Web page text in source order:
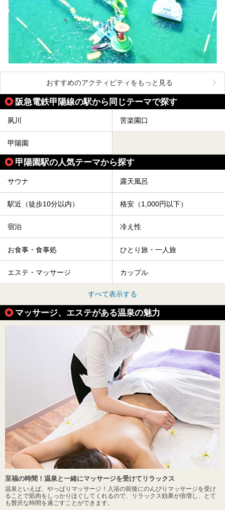
おすすめのアクティビティをもっと見る
阪急電鉄甲陽線の駅から同じテーマで探す
夙川 苦楽園口
甲陽園
甲陽園駅の人気テーマから探す
サウナ 露天風呂
駅近（徒歩10分以内） 格安（1,000円以下）
宿泊 冷え性
お食事・食事処 ひとり旅・一人旅
エステ・マッサージ カップル
すべて表示する
マッサージ、エステがある温泉の魅力
至福の時間！温泉と一緒にマッサージを受けてリラックス
温泉といえば、やっぱりマッサージ！入浴の前後にのんびりマッサージを受け
ることで筋肉をしっかりほぐしてくれるので、リラックス効果が倍増し、とて
も贅沢な時間を過ごすことができます。